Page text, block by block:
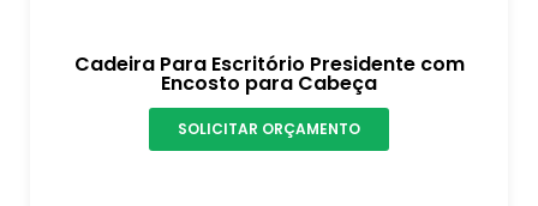
Cadeira Para Escritório Presidente com
Encosto para Cabeça
SOLICITAR ORÇAMENTO